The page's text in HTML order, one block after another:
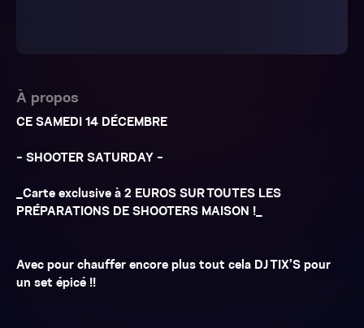
À propos
CE SAMEDI 14 DÉCEMBRE
- SHOOTER SATURDAY -
_Carte exclusive à 2 EUROS SUR TOUTES LES
PRÉPARATIONS DE SHOOTERS MAISON !_
Avec pour chauffer encore plus tout cela DJ TIX’S pour
un set épicé !!